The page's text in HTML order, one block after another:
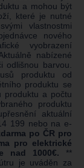
a mohou být
které je nutné
vlastnostmi
nového
vyobrazení
nabízené
odlišnou barvou.
produktu od
produktu se
produktu a počtu
produktu
aktuální
199 nebo na e-
po ČR pro
pro elektrické
nad 1000€. **
je uváděn za